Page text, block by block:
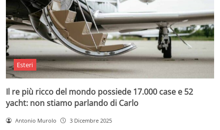
Esteri
Il re più ricco del mondo possiede 17.000 case e 52
yacht: non stiamo parlando di Carlo
Antonio Murolo 3 Dicembre 2025